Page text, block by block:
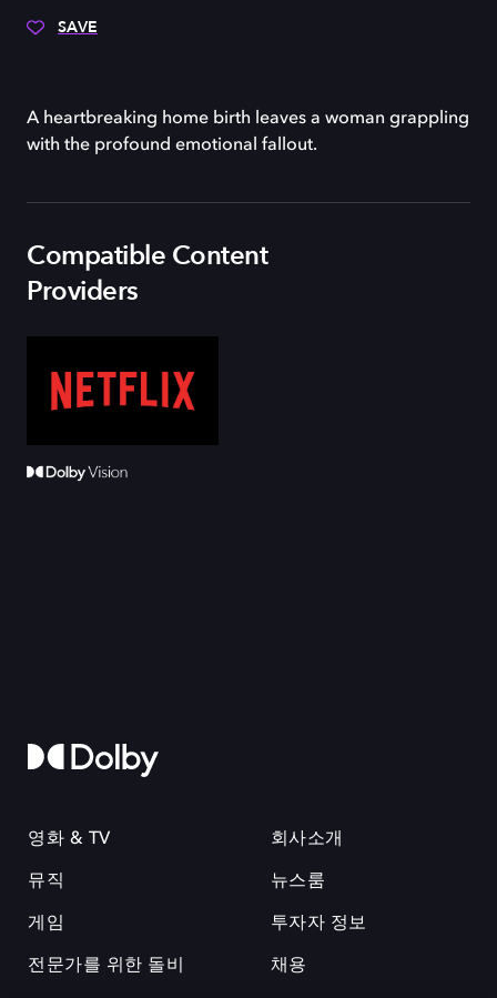
SAVE
A heartbreaking home birth leaves a woman grappling
with the profound emotional fallout.
Compatible Content
Providers
영화 & TV
뮤직
게임
전문가를 위한 돌비
회사소개
뉴스룸
투자자 정보
채용